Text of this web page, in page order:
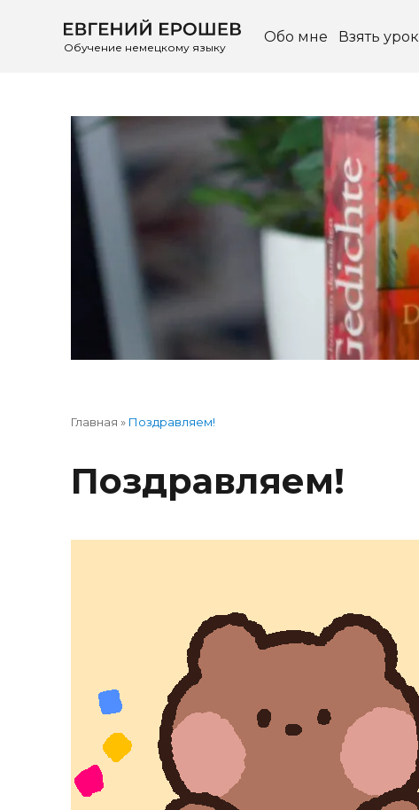
Обучение немецкому языку
Обо мне Взять урок
Главная » Поздравляем!
Поздравляем!